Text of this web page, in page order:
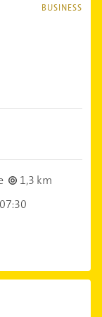
BUSINESS
1,3 km